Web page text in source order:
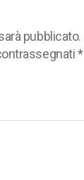
pubblicato.
*